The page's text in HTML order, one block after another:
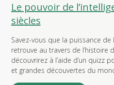
Le pouvoir de
siècles
Savez-vous que la puissance de
retrouve au travers de l’histoire
découvrirez à l’aide d’un quizz
et grandes découvertes du